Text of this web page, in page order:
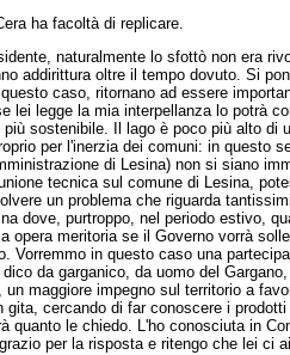
ha facoltà di replicare.
naturalmente lo sfottò non era
addirittura oltre il tempo dovuto. Si
caso, ritornano ad essere
lei legge la mia interpellanza lo potrà
sostenibile. Il lago è poco più alto
per l'inerzia dei comuni: in questo
di Lesina) non si siano
tecnica sul comune di Lesina,
un problema che riguarda
dove, purtroppo, nel periodo estivo,
opera meritoria se il Governo vorrà
Vorremmo in questo caso una
da garganico, da uomo del
un maggiore impegno sul territorio a
gita, cercando di far conoscere i
quanto le chiedo. L'ho conosciuta in
per la risposta e ritengo che lei ci